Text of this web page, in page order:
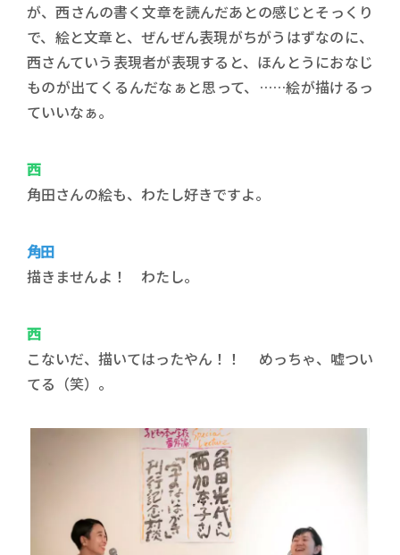
が、西さんの書く文章を読んだあとの感じとそっくり
で、絵と文章と、ぜんぜん表現がちがうはずなのに、
西さんていう表現者が表現すると、ほんとうにおなじ
ものが出てくるんだなぁと思って、……絵が描けるっ
ていいなぁ。
西
角田さんの絵も、わたし好きですよ。
角田
描きませんよ！ わたし。
西
こないだ、描いてはったやん！！ めっちゃ、嘘つい
てる（笑）。